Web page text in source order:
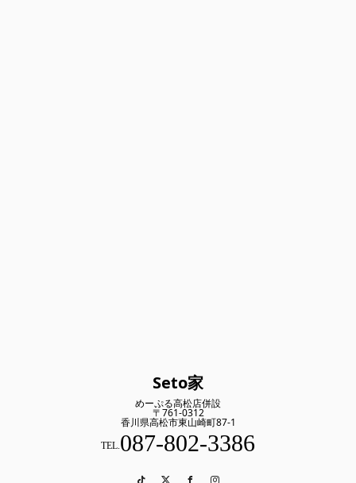
Seto家
めーぷる高松店併設
〒761-0312
香川県高松市東山崎町87-1
TEL.087-802-3386
TikTokTwitterFacebook